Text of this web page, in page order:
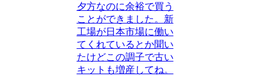
夕方なのに余裕で買う
ことができました。新
工場が日本市場に働い
てくれているとか聞い
たけどこの調子で古い
キットも増産してね。